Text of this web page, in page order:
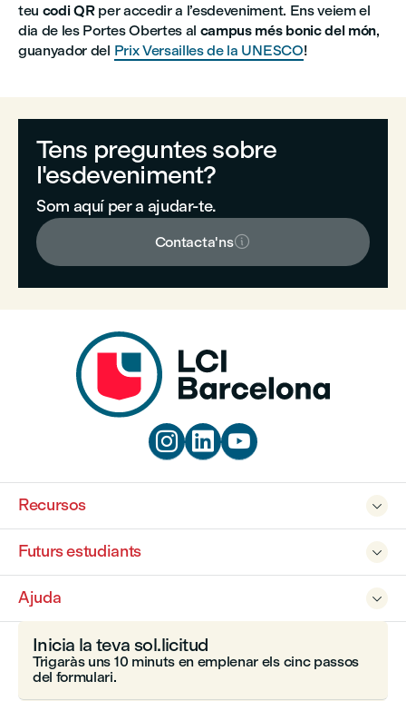
teu codi QRper accedir a l’esdeveniment. Ens veiem el
dia de les Portes Obertes al campus més bonic del món,
guanyador del Prix Versailles de la UNESCO!
Tens preguntes sobre
l'esdeveniment?
Som aquí per a ajudar-te.
Contacta'ns
  

Recursos

Futurs estudiants

Ajuda
Inicia la teva sol.licitud
Trigaràs uns 10 minuts en emplenar els cinc passos
del formulari.